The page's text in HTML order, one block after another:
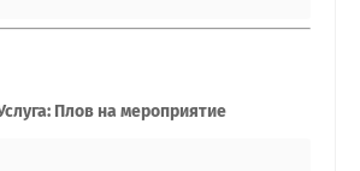
Плов на мероприятие